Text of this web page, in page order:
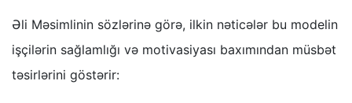
Əli Məsimlinin sözlərinə görə, ilkin nəticələr bu modelin
işçilərin sağlamlığı və motivasiyası baxımından müsbət
təsirlərini göstərir: